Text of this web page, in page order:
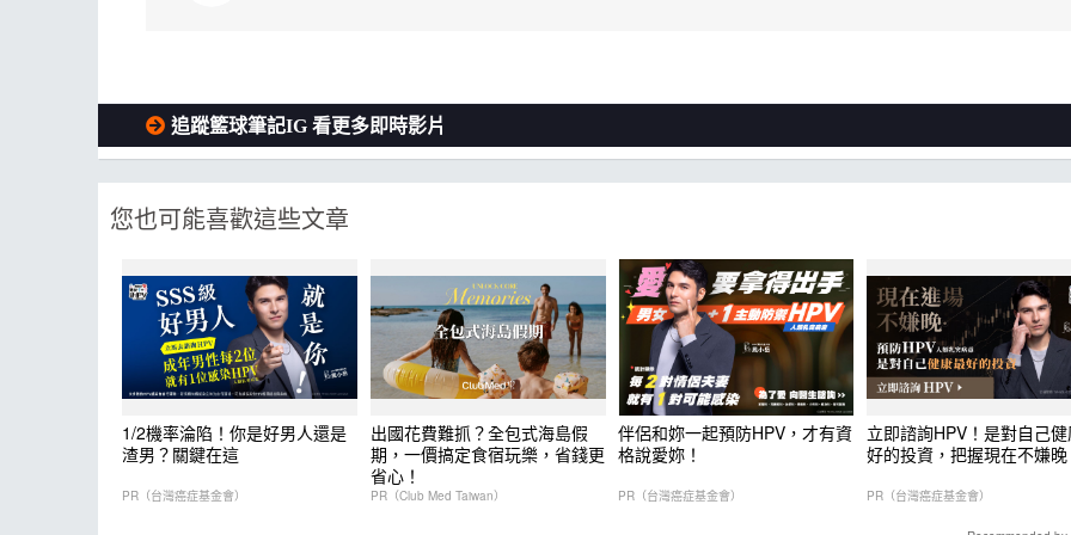
追蹤籃球筆記IG 看更多即時影片
您也可能喜歡這些文章
1/2機率淪陷！你是好男人還是
渣男？關鍵在這
PR（台灣癌症基金會）
出國花費難抓？全包式海島假
期，一價搞定食宿玩樂，省錢更
省心！
PR（Club Med Taiwan）
伴侶和妳一起預防HPV，才有資
格說愛妳！
PR（台灣癌症基金會）
立即諮詢HPV！是對自己
好的投資，把握現在不嫌
PR（台灣癌症基金會）